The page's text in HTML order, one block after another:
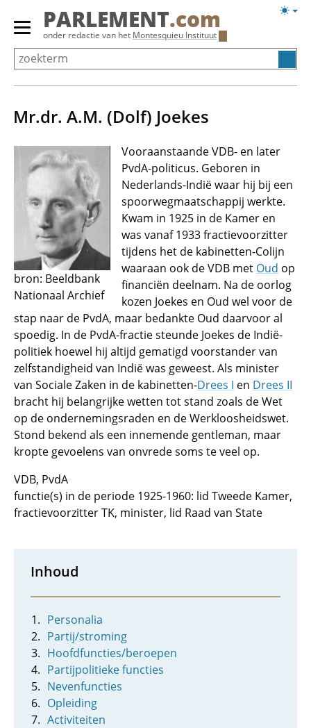
Overslaan
Primair
menu
tonen/verbergen
PARLEMENT.com
onder redactie van het Montesquieu Instituut
Mr.dr. A.M. (Dolf) Joekes
bron: Beeldbank
Nationaal Archief
Vooraanstaande VDB- en later
PvdA-politicus. Geboren in
Nederlands-Indië waar hij bij een
spoorwegmaatschappij werkte.
Kwam in 1925 in de Kamer en
was vanaf 1933 fractievoorzitter
tijdens het de kabinetten-Colijn
waaraan ook de VDB met Oud op
financiën deelnam. Na de oorlog
kozen Joekes en Oud wel voor de
stap naar de PvdA, maar bedankte Oud daarvoor al
spoedig. In de PvdA-fractie steunde Joekes de Indië-
politiek hoewel hij altijd gematigd voorstander van
zelfstandigheid van Indië was geweest. Als minister
van Sociale Zaken in de kabinetten-Drees I en Drees II
bracht hij belangrijke wetten tot stand zoals de Wet
op de ondernemingsraden en de Werkloosheidswet.
Stond bekend als een innemende gentleman, maar
kropte gevoelens van onvrede soms te veel op.
VDB, PvdA
functie(s) in de periode 1925-1960: lid Tweede Kamer,
fractievoorzitter TK, minister, lid Raad van State
Inhoud
Personalia
Partij/stroming
Hoofdfuncties/beroepen
Partijpolitieke functies
Nevenfuncties
Opleiding
Activiteiten